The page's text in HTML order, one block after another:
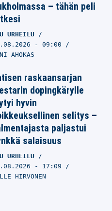
– tähän peli
URHEILU
- 09:00
AHOKAS
raskaansarjan
dopingkärylle
hyvin
selitys –
paljastui
salaisuus
URHEILU
- 17:09
HIRVONEN